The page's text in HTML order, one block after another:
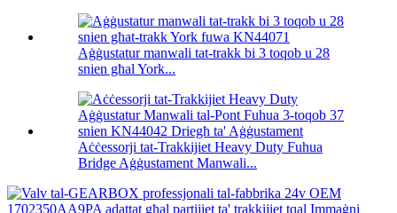
Aġġustatur manwali tat-trakk bi 3 toqob u 28
snien għal York...
Aċċessorji tat-Trakkijiet Heavy Duty Fuhua
Bridge Aġġustament Manwali...